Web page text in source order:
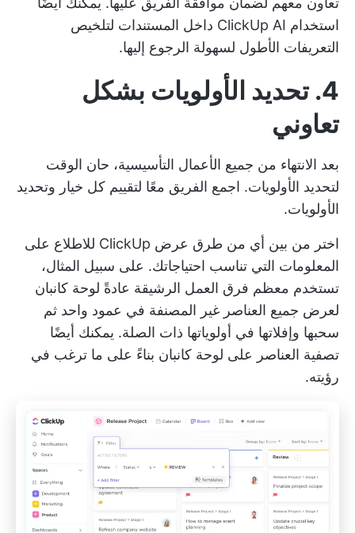
استخدام ClickUp AI داخل المستندات لتلخيص
التعريفات الأطول لسهولة الرجوع إليها.
4. تحديد الأولويات بشكل
تعاوني
بعد الانتهاء من جميع الأعمال التأسيسية، حان الوقت
لتحديد الأولويات. اجمع الفريق معًا لتقييم كل خيار وتحديد
الأولويات.
اختر من بين أي من طرق عرض ClickUp
للاطلاع على
المعلومات التي تناسب احتياجاتك. على سبيل المثال،
تستخدم معظم فرق العمل الرشيقة عادةً لوحة كانبان
لعرض جميع العناصر غير المصنفة في عمود واحد ثم
سحبها وإفلاتها في أولوياتها ذات الصلة. يمكنك أيضًا
تصفية العناصر على لوحة كانبان بناءً على ما ترغب في
رؤيته.